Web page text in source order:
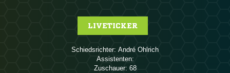
LIVETICKER
Schiedsrichter:  
Assistenten:
Zuschauer: 68